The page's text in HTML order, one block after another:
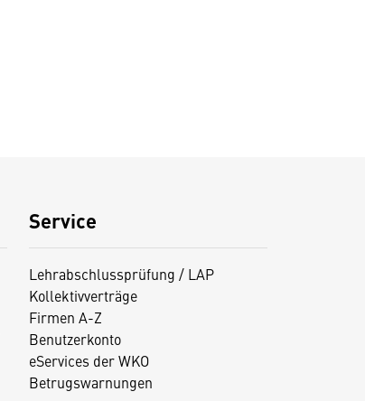
Service
Lehrabschlussprüfung / LAP
Kollektivverträge
Firmen A-Z
Benutzerkonto
eServices der WKO
Betrugswarnungen